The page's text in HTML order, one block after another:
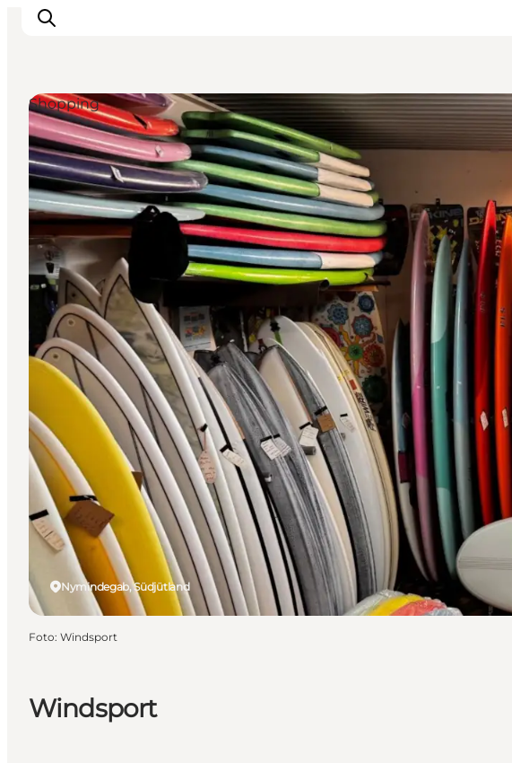
Events
Erlebnisse
Unsere Städte
Essen & Übernachtung
Tickets kaufen
Plane deine Reise
Windsport
Nymindegab, Südjütland
Shopping
Foto: Windsport